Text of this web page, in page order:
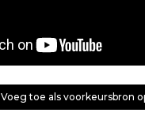
Voeg toe als voorkeursbron